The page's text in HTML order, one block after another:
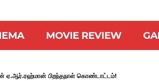
MOVIE REVIEW
ஏ.ஆர்.ரஹ்மான் பிறந்தநாள் கொண்டாட்டம்!